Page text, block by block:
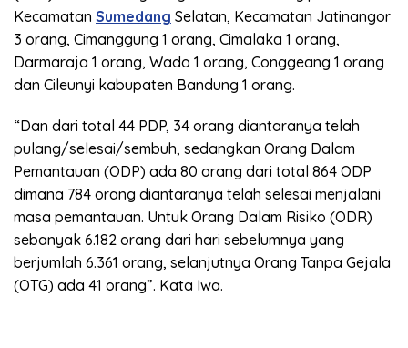
Kecamatan Sumedang Selatan, Kecamatan Jatinangor
3 orang, Cimanggung 1 orang, Cimalaka 1 orang,
Darmaraja 1 orang, Wado 1 orang, Conggeang 1 orang
dan Cileunyi kabupaten Bandung 1 orang.
“Dan dari total 44 PDP, 34 orang diantaranya telah
pulang/selesai/sembuh, sedangkan Orang Dalam
Pemantauan (ODP) ada 80 orang dari total 864 ODP
dimana 784 orang diantaranya telah selesai menjalani
masa pemantauan. Untuk Orang Dalam Risiko (ODR)
sebanyak 6.182 orang dari hari sebelumnya yang
berjumlah 6.361 orang, selanjutnya Orang Tanpa Gejala
(OTG) ada 41 orang”. Kata Iwa.